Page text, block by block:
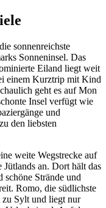
sonnenreichste
Sonneninsel. Das
Eiland liegt weit
einem Kurztrip mit Kind
geht es auf Mon
Insel verfügt wie
und
den liebsten
weite Wegstrecke auf
Jütlands an. Dort hält das
schöne Strände und
Romo, die südlichste
zu Sylt und liegt nur